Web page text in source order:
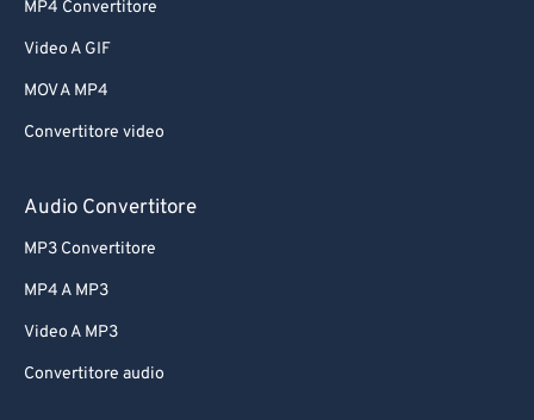
MP4 Convertitore
Video A GIF
MOV A MP4
Convertitore video
Audio Convertitore
MP3 Convertitore
MP4 A MP3
Video A MP3
Convertitore audio